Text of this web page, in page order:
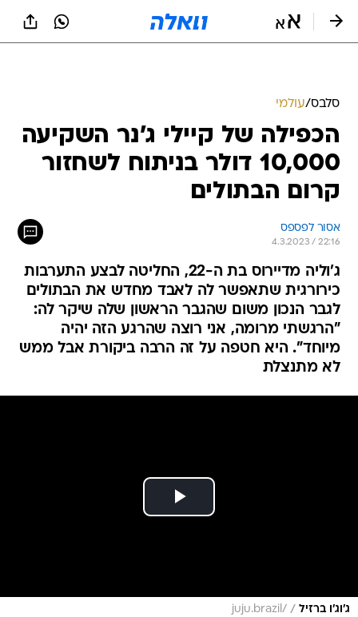
סלבס/עולמי
הכפילה של קיילי ג'נר השקיעה
10,000 דולר בניתוח לשחזור
קרום הבתולים
אסור לפספס
4.3.2023 / 22:16
ג'וליה מדיירוס בת ה-22, החליטה לבצע התערבות
כירורגית שתאפשר לה לאבד מחדש את הבתולים
לגבר הנכון משום שהגבר הראשון שלה שיקר לה:
"הרגשתי מרומה, אני רוצה שהרגע הזה יהיה
מיוחד". היא חטפה על זה הרבה ביקורת אבל ממש
לא מתנצלת
ג'וג'ו ברזיל /
/juju.brazil